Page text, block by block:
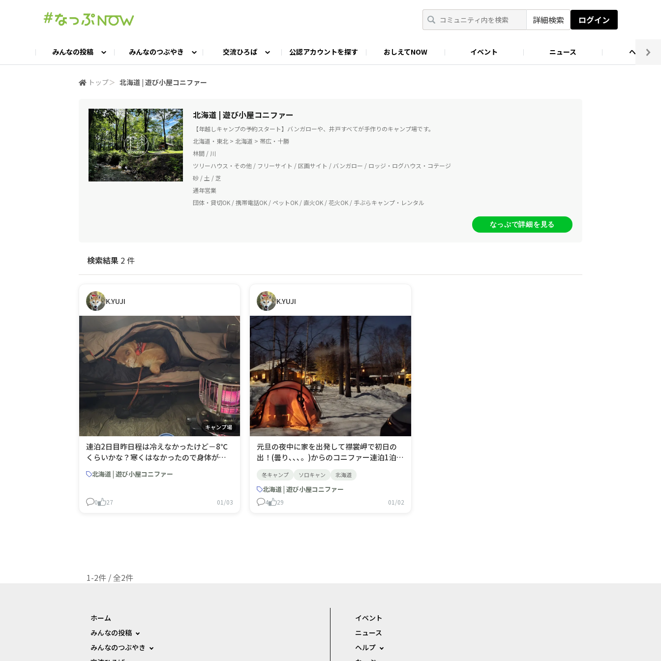
詳細検索 ログイン
みんなの投稿 みんなのつぶやき 交流ひろば
キャンプギア語ろう会 キャンプ飯LABO ゆるっと釣り部
公認アカウントを探す おしえてNOW イベント ニュース ヘルプ
トップ＞ 北海道 | 遊び小屋コニファー
北海道 | 遊び小屋コニファー
【年越しキャンプの予約スタート】バンガローや、井戸すべてが手作りのキャンプ場です。
北海道・東北 > 北海道 > 帯広・十勝
林間 / 川
ツリーハウス・その他 / フリーサイト / 区画サイト / バンガロー / ロッジ・ログハウス・コテージ
砂 / 土 / 芝
通年営業
団体・貸切OK / 携帯電話OK / ペットOK / 直火OK / 花火OK / 手ぶらキャンプ・レンタル
なっぷで詳細を見る
検索結果 2 件
K.YUJI
キャンプ場
連泊2日目昨日程は冷えなかったけど－8℃
くらいかな？寒くはなかったので身体がバ
グっているみたいですwペグがなかなか抜け
なくて鉄のハンマーが折れちゃいました
した。感謝！新しくハンマー買わないとだ
北海道 | 遊び小屋コニファー
0 27 01/03
K.YUJI
元旦の夜中に家を出発して襟裳岬で初日の
出！(曇り､､､。)からのコニファー連泊1泊目
り朝起きたら何もかもが凍ってた❄️ 朝のエス
プレッソ、タバコ、ホットドッグ 良い朝で
す！
冬キャンプ ソロキャン 北海道
北海道 | 遊び小屋コニファー
4 29 01/02
1-2件 / 全2件
ホーム
みんなの投稿
みんなのつぶやき
イベント
ニュース
ヘルプ